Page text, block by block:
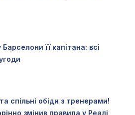
її капітана: всі
спільні обіди з тренерами!
змінив правила у Реалі